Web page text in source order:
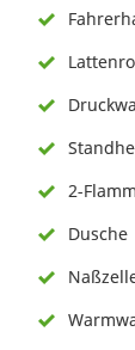
2-
Dusche